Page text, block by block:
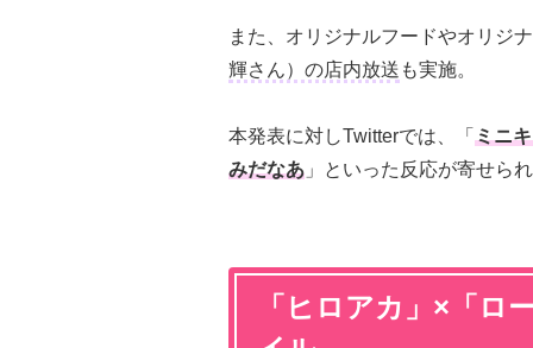
また、オリジナルフードやオリジ
輝さん）の店内放送 も実施。
本発表に対しTwitterでは、「 ミニ
みだなあ 」といった反応が寄せら
「ヒロアカ」×「ロ